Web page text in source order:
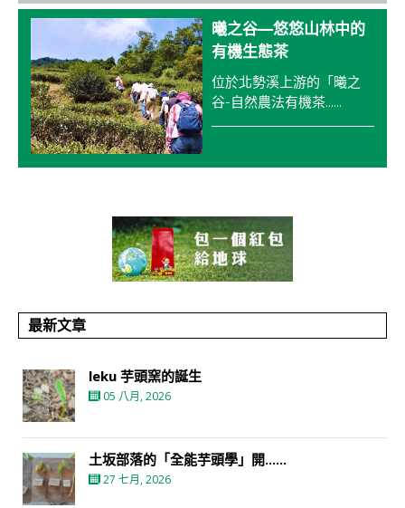
曦之谷—悠悠山林中的
有機生態茶
位於北勢溪上游的「曦之
谷-自然農法有機茶......
最新文章
leku 芋頭窯的誕生
05 八月, 2026
土坂部落的「全能芋頭學」開......
27 七月, 2026